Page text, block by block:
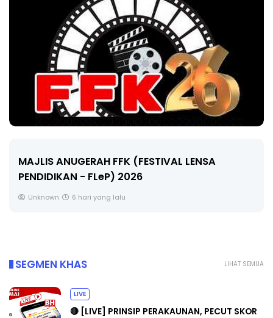
🔴 [LIVE] MATEMATIK SR, WANG TAHUN 6 OLEH
CIKGU ANITA #ALLINONE #141 #...
LIHAT SEMUA
SEGMEN KHAS
LIVE
🔴 [LIVE] PRINSIP PERAKAUNAN, PECUT SKOR